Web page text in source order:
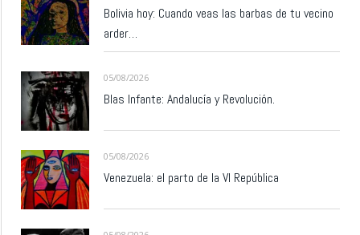
Bolivia hoy: Cuando veas las barbas de tu vecino
arder…
05/08/2026
Blas Infante: Andalucía y Revolución.
05/08/2026
Venezuela: el parto de la VI República